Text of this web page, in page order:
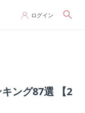
ログイン
ング87選 【2